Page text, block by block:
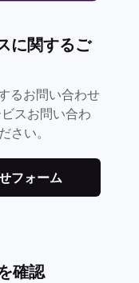
に関するご
るお問い合わせ
スお問い合わ
さい。
フォーム
確認